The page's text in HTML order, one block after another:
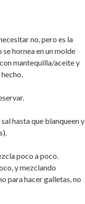
no, pero es la
hornea en un molde
mantequilla/aceite y
hasta que blanqueen y
poco a poco.
y mezclando
para hacer galletas, no